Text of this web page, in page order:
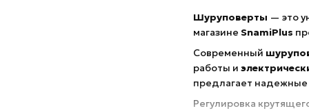
Шуруповерты — это
магазине SnamiPlus
Современный
работы и
предлагает
Регулировка